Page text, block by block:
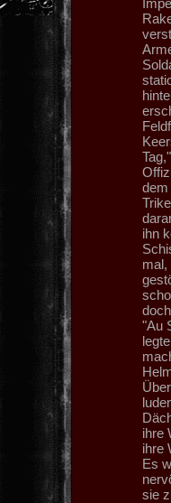
dem
ihn
mal,
"Au
ihre
ihre
Es
sie